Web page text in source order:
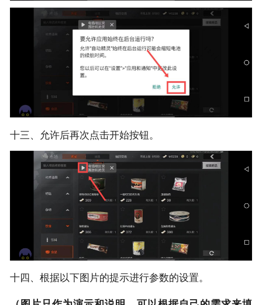
十三、允许后再次点击开始按钮。
十四、根据以下图片的提示进行参数的设置。